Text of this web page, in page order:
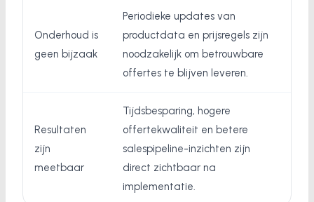
Onderhoud is
geen bijzaak
Periodieke updates van
productdata en prijsregels zijn
noodzakelijk om betrouwbare
offertes te blijven leveren.
Resultaten
zijn
meetbaar
Tijdsbesparing, hogere
offertekwaliteit en betere
salespipeline-inzichten zijn
direct zichtbaar na
implementatie.